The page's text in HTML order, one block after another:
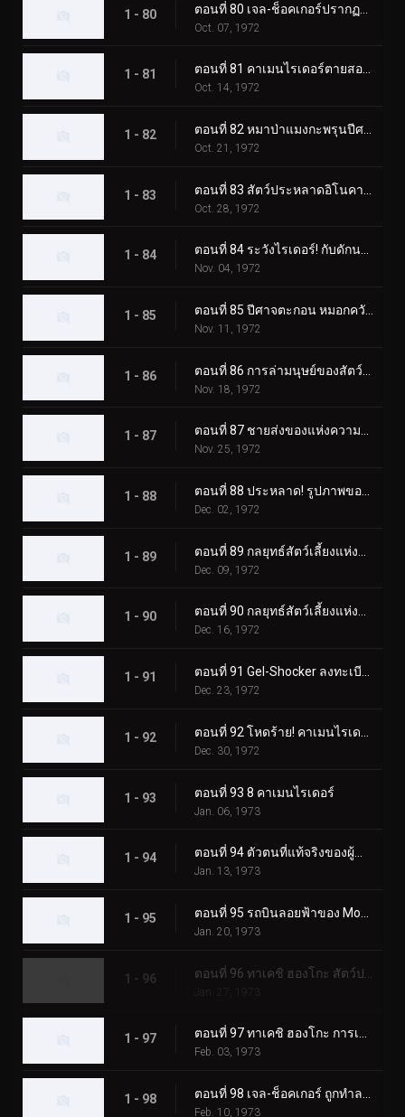
1 - 80
Oct. 07, 1972
1 - 81 ตอนที่ 81 คาเมนไรเดอร์ตายสองครั้ง!
Oct. 14, 1972
1 - 82
Oct. 21, 1972
1 - 83
Oct. 28, 1972
1 - 84 ตอนที่ 84 ระวังไรเดอร์! กับดักนรกของอิโซจินจากัวร์
Nov. 04, 1972
1 - 85
Nov. 11, 1972
1 - 86
Nov. 18, 1972
1 - 87 ตอนที่ 87 ชายส่งของแห่งความตายของเจล-ช็อคเกอร์
Nov. 25, 1972
1 - 88
Dec. 02, 1972
1 - 89
Dec. 09, 1972
1 - 90 ตอนที่ 90 กลยุทธ์สัตว์เลี้ยงแห่งความกลัว Rider SOS
Dec. 16, 1972
1 - 91
Dec. 23, 1972
1 - 92
Dec. 30, 1972
1 - 93 ตอนที่ 93 8 คาเมนไรเดอร์
Jan. 06, 1973
1 - 94 ตอนที่ 94 ตัวตนที่แท้จริงของผู้นำเจล-ช็อคเกอร์
Jan. 13, 1973
1 - 95
Jan. 20, 1973
1 - 96
Jan. 27, 1973
1 - 97 ตอนที่ 97 ทาเคชิ ฮองโกะ การเปลี่ยนแปลงที่เป็นไปไม่ได้
Feb. 03, 1973
1 - 98
Feb. 10, 1973